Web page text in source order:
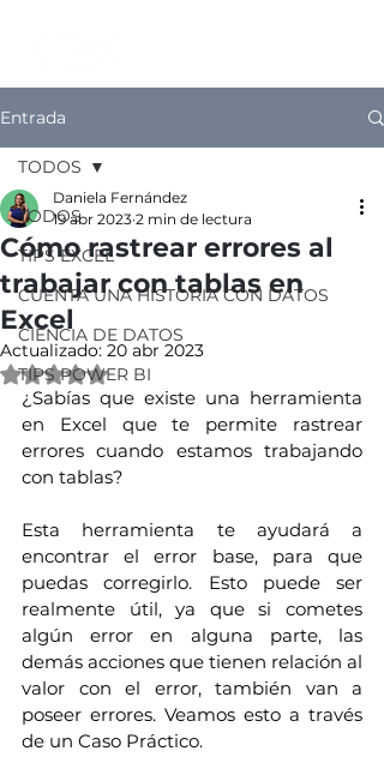
Entrada
TODOS
TIPS EXCEL
CUENTA UNA HISTORIA CON DATOS
CIENCIA DE DATOS
TIPS POWER BI
TODOS
Cómo rastrear errores al
trabajar con tablas en
Excel
Daniela Fernández
19 abr 2023 2 min de lectura
Actualizado: 20 abr 2023
Obtuvo NaN de 5 estrellas.
¿Sabías que existe una herramienta
en Excel que te permite rastrear
errores cuando estamos trabajando
con tablas?
Esta herramienta te ayudará a
encontrar el error base, para que
puedas corregirlo. Esto puede ser
realmente útil, ya que si cometes
algún error en alguna parte, las
demás acciones que tienen relación al
valor con el error, también van a
poseer errores. Veamos esto a través
de un Caso Práctico.